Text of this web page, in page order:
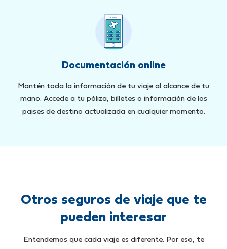
Documentación online
Mantén toda la información de tu viaje al alcance de tu
mano. Accede a tu póliza, billetes o información de los
paises de destino actualizada en cualquier momento.
Otros seguros de viaje que te
pueden interesar
Entendemos que cada viaje es diferente. Por eso, te